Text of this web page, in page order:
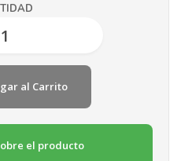
al Carrito
el producto